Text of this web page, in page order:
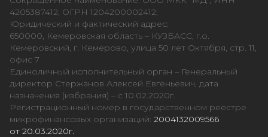
4205387412, ОГРН 1204200002412;
Юридический и фактический адрес:
650000, Кемеровская область – КУЗБАСС, г.о.
Кемеровский, г. Кемерово, улица 50 лет Октября, стр. 11,
офис 7
Единоличный исполнительный орган – Генеральный
директор Стержанов Алексей Евгеньевич, дата
назначения (избрания) – с 10.02.2020г.
Регистрационный номер в государственном реестре
микрофинансовых организаций: 2004132009566
от 20.03.2020г.